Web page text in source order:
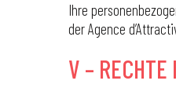
Ihre
der Agence
V – RECHTE